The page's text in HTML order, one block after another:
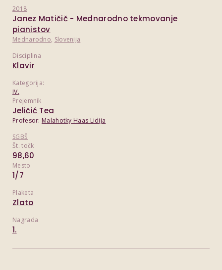
2018
Janez Matičič - Mednarodno tekmovanje
pianistov
Mednarodno, Slovenija
Disciplina
Klavir
Kategorija:
IV.
Prejemnik
Jeličić Tea
Profesor: Malahotky Haas Lidija
SGBŠ
Št. točk
98,60
Mesto
1/7
Plaketa
Zlato
Nagrada
1.